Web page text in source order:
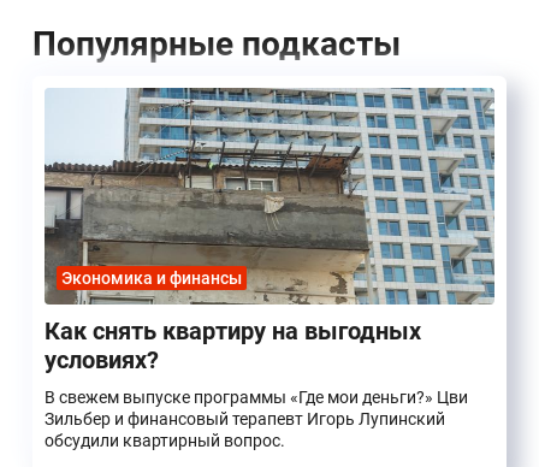
Популярные подкасты
Экономика и финансы
Как снять квартиру на выгодных
условиях?
В свежем выпуске программы «Где мои деньги?» Цви
Зильбер и финансовый терапевт Игорь Лупинский
обсудили квартирный вопрос.